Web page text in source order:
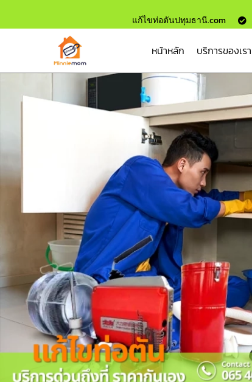
แก้ไขท่อตันปทุมธานี.com
หน้าหลัก บริการของเรา